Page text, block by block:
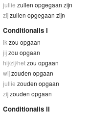
jullie zullen opgegaan zijn
zijzullen opgegaan zijn
Conditionalis I
ik zou opgaan
jijzou opgaan
hij/zij/hetzou opgaan
wijzouden opgaan
jullie zouden opgaan
zijzouden opgaan
Conditionalis II